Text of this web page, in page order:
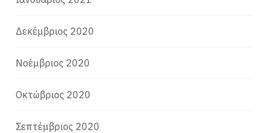
Δεκέμβριος 2020
Νοέμβριος 2020
Οκτώβριος 2020
Σεπτέμβριος 2020